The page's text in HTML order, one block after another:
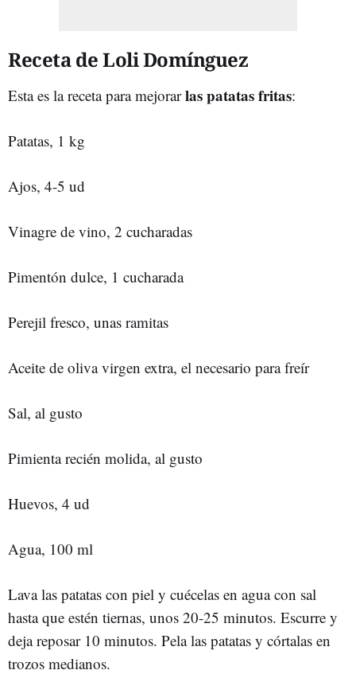
Receta de Loli Domínguez
Esta es la receta para mejorarlas patatas fritas:
Patatas, 1 kg
Ajos, 4-5 ud
Vinagre de vino, 2 cucharadas
Pimentón dulce, 1 cucharada
Perejil fresco, unas ramitas
Aceite de oliva virgen extra, el necesario para freír
Sal, al gusto
Pimienta recién molida, al gusto
Huevos, 4 ud
Agua, 100 ml
Lava las patatas con piel y cuécelas en agua con sal
hasta que estén tiernas, unos 20-25 minutos. Escurre y
deja reposar 10 minutos. Pela las patatas y córtalas en
trozos medianos.